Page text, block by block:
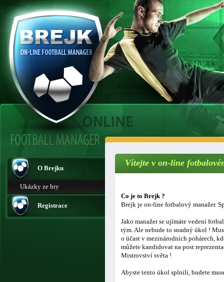
O Brejku
Ukázky ze hry
Registrace
Vítejte v on-line
Co je to Brejk ?
Brejk je on-line fotbalový manažer.
Jako manažer se ujímáte vedení
tým. Ale nebude to snadný úkol !
o účast v mezinárodních pohárech,
můžete kandidovat na post
Mistrovství světa !
Abyste tento úkol splnili, budete